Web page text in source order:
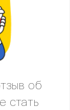
об
стать